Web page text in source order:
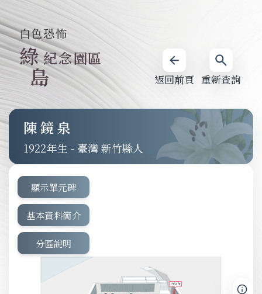
重新查詢
返回前頁
白色恐怖
綠
島
紀念園區
陳鏡泉
1922 - 臺灣 新竹縣人
顯示單元碑
基本資料簡介
分區說明